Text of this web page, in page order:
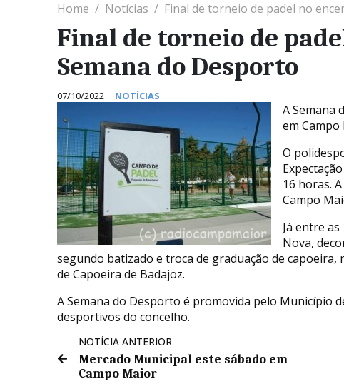
Home Notícias Final de torneio de padel no
Final de torneio de
Semana do Desporto
07/10/2022 NOTÍCIAS
A Semana
em Campo
O
16 horas.
Campo
Já entre
Nova,
segundo batizado e troca de graduação de capoeira,
de Capoeira de Badajoz.
A Semana do Desporto é promovida pelo Município
desportivos do concelho.
NOTÍCIA ANTERIOR
Mercado Municipal este sábado em
Campo Maior